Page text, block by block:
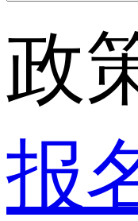
政
报